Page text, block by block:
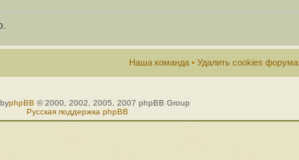
Наша команда • Удалить cookies форума
phpBB © 2000, 2002, 2005, 2007 phpBB Group
Русская поддержка phpBB